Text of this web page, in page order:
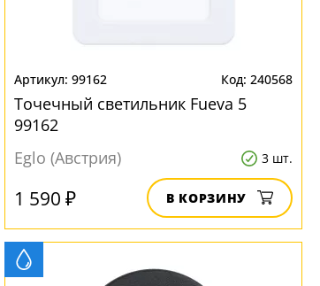
99162 240568
Точечный светильник Fueva 5
99162
Eglo (Австрия)
3 шт.
1 590 ₽ В КОРЗИНУ